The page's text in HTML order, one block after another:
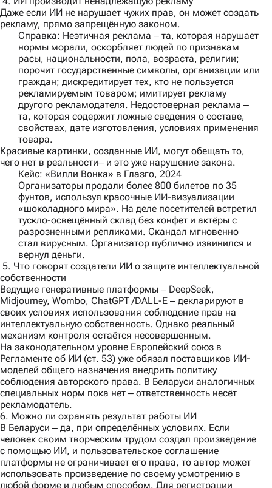
Даже если ИИ не нарушает чужих прав, он может создать
рекламу, прямо запрещённую законом.
Справка: Неэтичная реклама ‒ та, которая нарушает
нормы морали, оскорбляет людей по признакам
расы, национальности, пола, возраста, религии;
порочит государственные символы, организации или
граждан; дискредитирует тех, кто не пользуется
рекламируемым товаром; имитирует рекламу
другого рекламодателя. Недостоверная реклама ‒
та, которая содержит ложные сведения о составе,
свойствах, дате изготовления, условиях применения
товара.
Красивые картинки, созданные ИИ, могут обещать то,
чего нет в реальности‒ и это уже нарушение закона.
Кейс: «Вилли Вонка» в Глазго, 2024
Организаторы продали более 800 билетов по 35
фунтов, используя красочные ИИ-визуализации
«шоколадного мира». На деле посетителей встретил
тускло-освещённый склад без конфет и актёры с
разрозненными репликами. Скандал мгновенно
стал вирусным. Организатор публично извинился и
вернул деньги.
5. Что говорят создатели ИИ о защите интеллектуальной
собственности
Ведущие генеративные платформы ‒ DeepSeek,
Midjourney, Wombo, ChatGPT /DALL-E ‒ декларируют в
своих условиях использования соблюдение прав на
интеллектуальную собственность. Однако реальный
механизм контроля остаётся несовершенным.
На законодательном уровне Европейский союз в
Регламенте об ИИ (ст. 53) уже обязал поставщиков ИИ-
моделей общего назначения внедрить политику
соблюдения авторского права. В Беларуси аналогичных
специальных норм пока нет ‒ ответственность несёт
рекламодатель.
6. Можно ли охранять результат работы ИИ
В Беларуси ‒ да, при определённых условиях. Если
человек своим творческим трудом создал произведение
с помощью ИИ, и пользовательское соглашение
платформы не ограничивает его права, то автор может
использовать произведение по своему усмотрению в
любой форме и любым способом. Для регистрации